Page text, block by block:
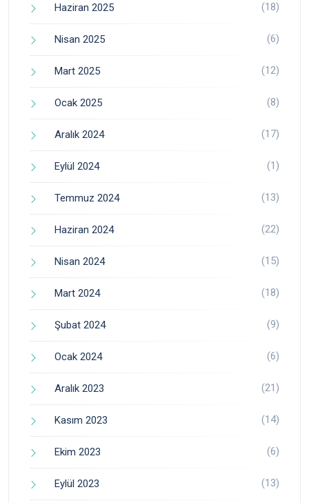
Haziran 2025 (18)
Nisan 2025 (6)
Mart 2025 (12)
Ocak 2025 (8)
Aralık 2024 (17)
Eylül 2024 (1)
Temmuz 2024 (13)
Haziran 2024 (22)
Nisan 2024 (15)
Mart 2024 (18)
Şubat 2024 (9)
Ocak 2024 (6)
Aralık 2023 (21)
Kasım 2023 (14)
Ekim 2023 (6)
Eylül 2023 (13)